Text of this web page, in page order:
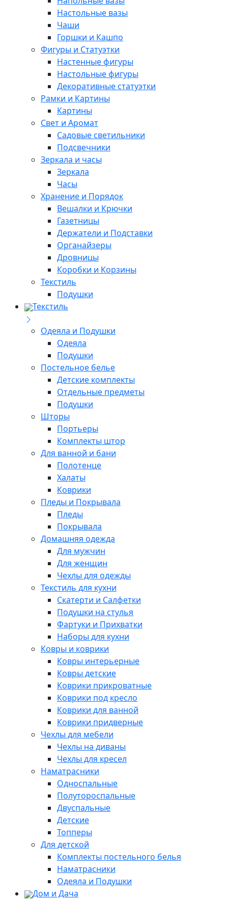
Настольные вазы
Чаши
Горшки и Кашпо
Фигуры и Статуэтки
Настенные фигуры
Настольные фигуры
Декоративные статуэтки
Рамки и Картины
Картины
Свет и Аромат
Садовые светильники
Подсвечники
Зеркала и часы
Зеркала
Часы
Хранение и Порядок
Вешалки и Крючки
Газетницы
Держатели и Подставки
Органайзеры
Дровницы
Коробки и Корзины
Текстиль
Подушки
Текстиль
Одеяла и Подушки
Одеяла
Подушки
Постельное белье
Детские комплекты
Отдельные предметы
Подушки
Шторы
Портьеры
Комплекты штор
Для ванной и бани
Полотенце
Халаты
Коврики
Пледы и Покрывала
Пледы
Покрывала
Домашняя одежда
Для мужчин
Для женщин
Чехлы для одежды
Текстиль для кухни
Скатерти и Салфетки
Подушки на стулья
Фартуки и Прихватки
Наборы для кухни
Ковры и коврики
Ковры интерьерные
Ковры детские
Коврики прикроватные
Коврики под кресло
Коврики для ванной
Коврики придверные
Чехлы для мебели
Чехлы на диваны
Чехлы для кресел
Наматрасники
Односпальные
Полутороспальные
Двуспальные
Детские
Топперы
Для детской
Комплекты постельного белья
Наматрасники
Одеяла и Подушки
Дом и Дача